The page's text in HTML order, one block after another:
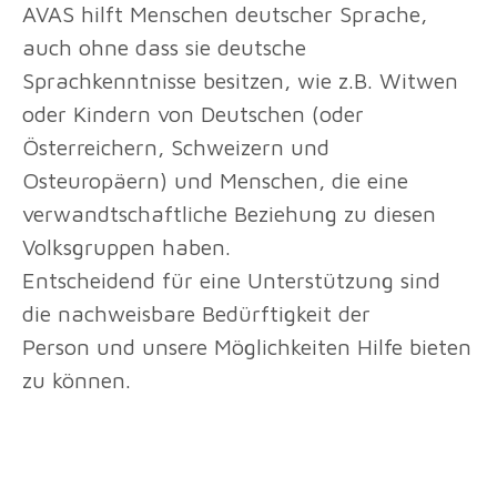
AVAS hilft Menschen deutscher Sprache,
auch ohne dass sie deutsche
Sprachkenntnisse besitzen, wie z.B. Witwen
oder Kindern von Deutschen (oder
Österreichern, Schweizern und
Osteuropäern) und Menschen, die eine
verwandtschaftliche Beziehung zu diesen
Volksgruppen haben.
Entscheidend für eine Unterstützung sind
die nachweisbare Bedürftigkeit der
Person und unsere Möglichkeiten Hilfe bieten
zu können.